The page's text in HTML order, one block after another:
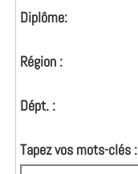
Diplôme:
Région :
Dépt. :
Tapez vos mots-clés :